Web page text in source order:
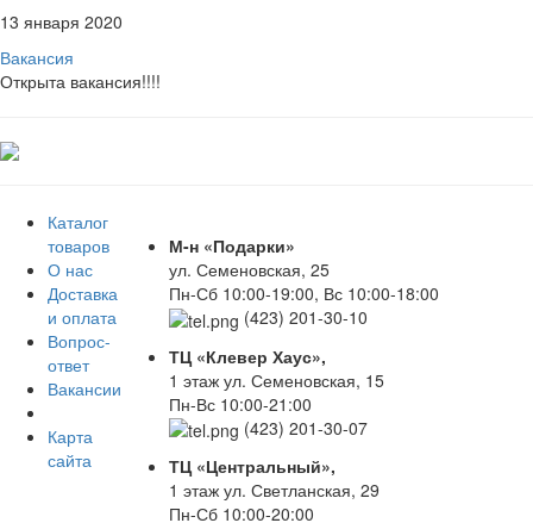
13 января 2020
Вакансия
Открыта вакансия!!!!
Каталог
товаров
О нас
Доставка
и оплата
Вопрос-
ответ
Вакансии
Карта
сайта
М-н «Подарки»
ул. Семеновская, 25
Пн-Сб 10:00-19:00, Вс 10:00-18:00
(423) 201-30-10
ТЦ «Клевер Хаус»,
1 этаж ул. Семеновская, 15
Пн-Вс 10:00-21:00
(423) 201-30-07
ТЦ «Центральный»,
1 этаж ул. Светланская, 29
Пн-Сб 10:00-20:00